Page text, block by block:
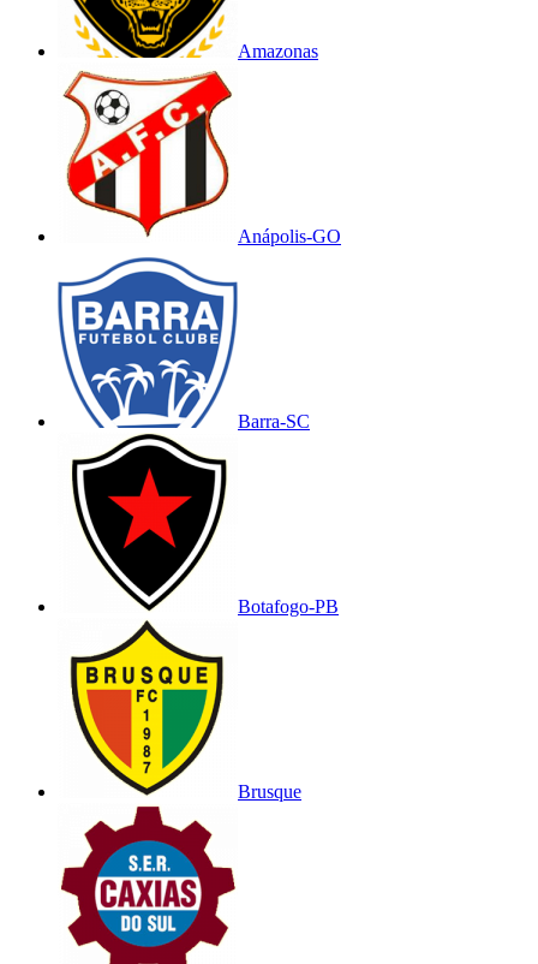
Amazonas
Anápolis-GO
Barra-SC
Botafogo-PB
Brusque